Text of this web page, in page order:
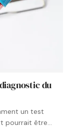
du
un test
pourrait être